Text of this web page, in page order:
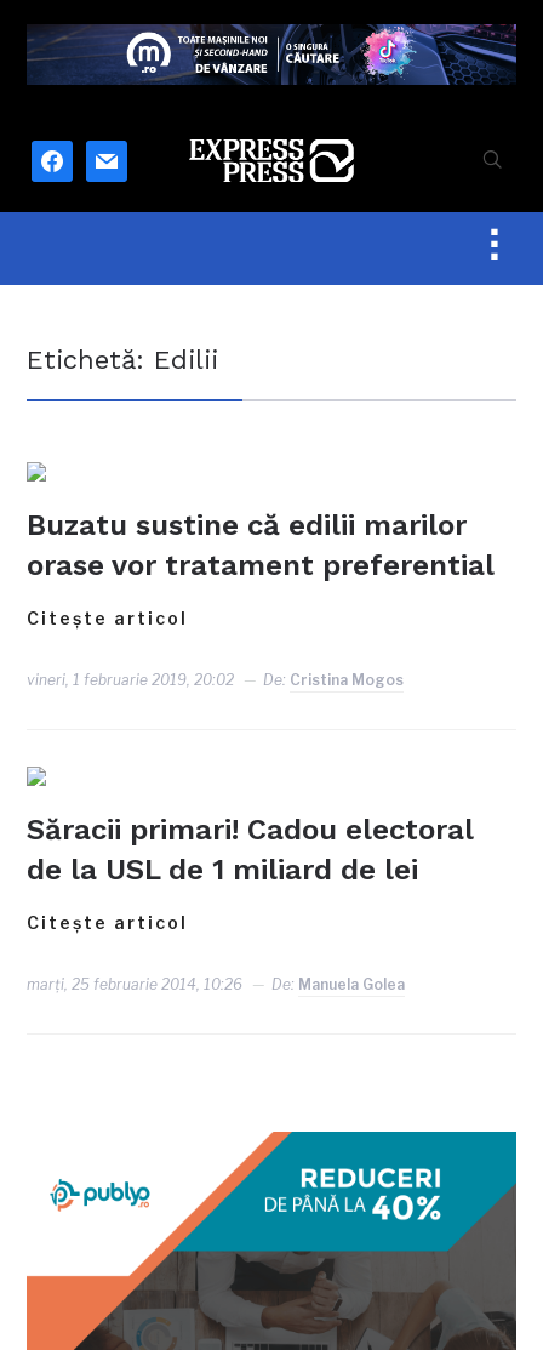
facebook
mail
Etichetă: Edilii
Buzatu sustine că edilii marilor
orase vor tratament preferential
Citește articol
vineri, 1 februarie 2019, 20:02 De: Cristina Mogos
Săracii primari! Cadou electoral
de la USL de 1 miliard de lei
Citește articol
marți, 25 februarie 2014, 10:26 De: Manuela Golea